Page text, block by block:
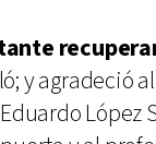
y agradeció
López